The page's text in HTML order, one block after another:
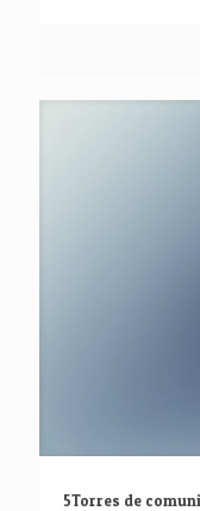
5Torres de